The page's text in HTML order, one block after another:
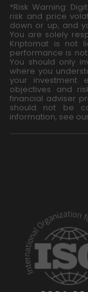
*Risk Warning:
risk and price
down or up, and
You are solely
Kriptomat is not
performance is
You should only
where you
your investment
objectives and
financial adviser
should not be
information, see our